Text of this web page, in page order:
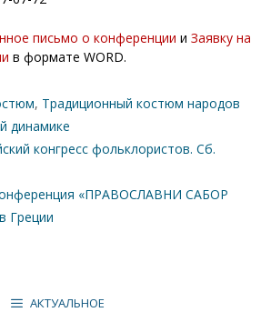
письмо о конференции и Заявку на
в формате WORD.
, Традиционный костюм народов
динамике
конгресс фольклористов. Сб.
«ПРАВОСЛАВНИ САБОР
Греции
АКТУАЛЬНОЕ